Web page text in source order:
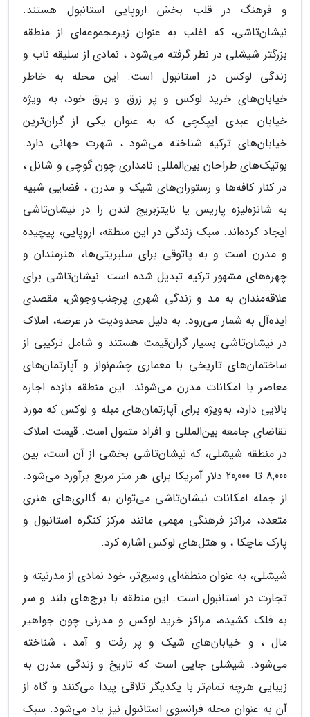
و فرهنگ در قلب بخش اروپایی استانبول هستند.
نیشان‌تاشی، که اغلب به عنوان زیرمجموعه‌ای از منطقه
بزرگتر شیشلی در نظر گرفته می‌شود ، نمادی از سلیقه ناب و
زندگی لوکس در استانبول است. این محله به خاطر
خیابان‌های خرید لوکس و پر زرق و برق خود، به ویژه
خیابان عبدی ایپکچی که به عنوان یکی از گران‌ترین
خیابان‌های ترکیه شناخته می‌شود ، شهرت جهانی دارد.
بوتیک‌های طراحان بین‌المللی نامداری چون گوچی و شانل ،
در کنار کافه‌ها و رستوران‌های شیک و مدرن ، فضایی شبیه
به شانزه‌لیزه پاریس یا نایتزبریج لندن را در نیشان‌تاشی
ایجاد کرده‌اند. سبک زندگی در این منطقه، اروپایی، پیچیده
و مدرن است و به پاتوقی برای سلبریتی‌ها، هنرمندان و
چهره‌های مشهور ترکیه تبدیل شده است. نیشان‌تاشی برای
علاقه‌مندان به مد و زندگی شهری پرجنب‌وجوش، مقصدی
ایده‌آل به شمار می‌رود. به دلیل محدودیت در عرضه، املاک
در نیشان‌تاشی بسیار گران‌قیمت هستند و شامل ترکیبی از
ساختمان‌های تاریخی با معماری چشم‌نواز و آپارتمان‌های
معاصر با امکانات مدرن می‌شوند. این منطقه بازده اجاره
بالایی دارد، به‌ویژه برای آپارتمان‌های مبله و لوکس که مورد
تقاضای جامعه بین‌المللی و افراد متمول است. قیمت املاک
در منطقه شیشلی، که نیشان‌تاشی بخشی از آن است، بین
8,000 تا 20,000 دلار آمریکا برای هر متر مربع برآورد می‌شود.
از جمله امکانات نیشان‌تاشی می‌توان به گالری‌های هنری
متعدد، مراکز فرهنگی مهمی مانند مرکز کنگره استانبول و
پارک ماچکا ، و هتل‌های لوکس اشاره کرد.
شیشلی، به عنوان منطقه‌ای وسیع‌تر، خود نمادی از مدرنیته و
تجارت در استانبول است. این منطقه با برج‌های بلند و سر
به فلک کشیده، مراکز خرید لوکس و مدرنی چون جواهیر
مال ، و خیابان‌های شیک و پر رفت و آمد ، شناخته
می‌شود. شیشلی جایی است که تاریخ و زندگی مدرن به
زیبایی هرچه تمام‌تر با یکدیگر تلاقی پیدا می‌کنند و گاه از
آن به عنوان محله فرانسوی استانبول نیز یاد می‌شود. سبک